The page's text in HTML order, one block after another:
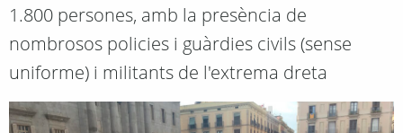
1.800 persones, amb la presència de
nombrosos policies i guàrdies civils (sense
uniforme) i militants de l'extrema dreta